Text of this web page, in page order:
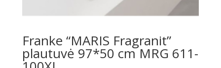
Franke “MARIS Fragranit”
plautuvė 97*50 cm MRG 611-